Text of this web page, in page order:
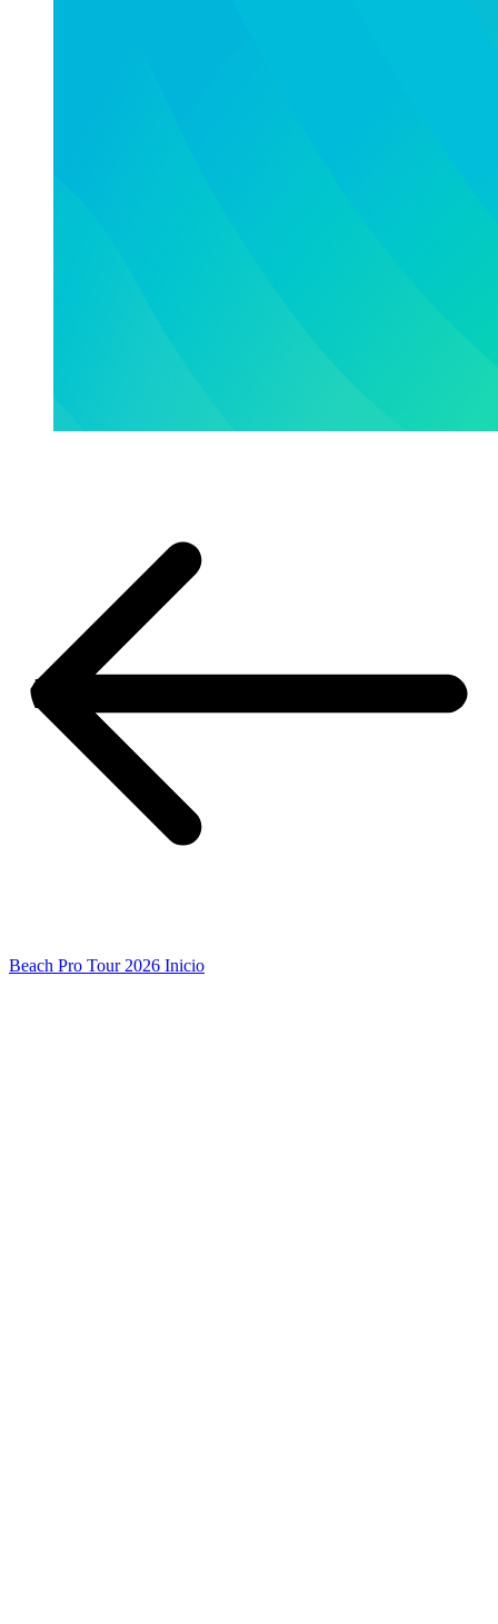
Beach Pro Tour 2026 Inicio